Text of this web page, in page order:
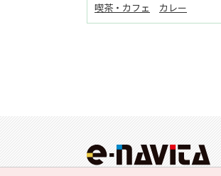
喫茶・カフェ
カレー